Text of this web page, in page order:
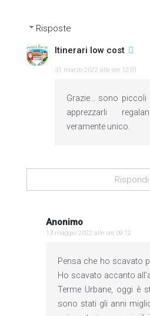
Risposte
Itinerari low cost
31 marzo 2022 alle ore 12:01
Grazie... sono
apprezzarli
veramente unico.
Rispondi
Anonimo
13 maggio 2022 alle ore 09:12
Pensa che ho scavato
Ho scavato accanto
Terme Urbane, oggi è
sono stati gli anni